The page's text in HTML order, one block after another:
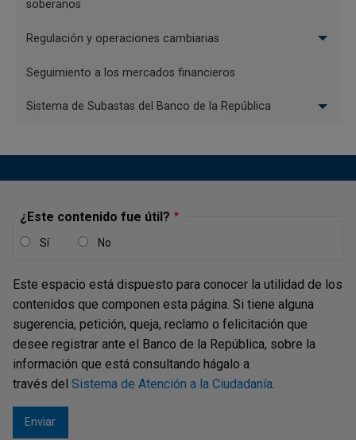
Videos
Nuevo Sistema de Información Cambiaria, a un
Sistema de Información Cambiaria
Otro material
Cuentas ISCA
Orígenes y causales de registro
soberanos
Regulación y operaciones cambiarias
Seguimiento a los mercados financieros
Sistema de Subastas del Banco de la República
¿Este contenido fue útil?
Sí No
Este espacio está dispuesto para conocer la utilidad de los
contenidos que componen esta página. Si tiene alguna
sugerencia, petición, queja, reclamo o felicitación que
desee registrar ante el Banco de la República, sobre la
información que está consultando hágalo a
través del Sistema de Atención a la Ciudadanía.